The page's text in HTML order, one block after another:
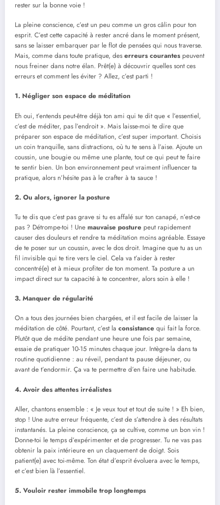
rester sur la bonne voie !
La pleine conscience, c’est un peu comme un gros câlin pour ton
esprit. C’est cette capacité à rester ancré dans le moment présent,
sans se laisser embarquer par le flot de pensées qui nous traverse.
Mais, comme dans toute pratique, des erreurs courantes peuvent
nous freiner dans notre élan. Prêt(e) à découvrir quelles sont ces
erreurs et comment les éviter ? Allez, c’est parti !
1. Négliger son espace de méditation
Eh oui, t’entends peut-être déjà ton ami qui te dit que « l’essentiel,
c’est de méditer, pas l’endroit ». Mais laisse-moi te dire que
préparer son espace de méditation, c’est super important. Choisis
un coin tranquille, sans distractions, où tu te sens à l’aise. Ajoute un
coussin, une bougie ou même une plante, tout ce qui peut te faire
te sentir bien. Un bon environnement peut vraiment influencer ta
pratique, alors n’hésite pas à le crafter à ta sauce !
2. Ou alors, ignorer la posture
Tu te dis que c’est pas grave si tu es affalé sur ton canapé, n’est-ce
pas ? Détrompe-toi ! Une mauvaise posture peut rapidement
causer des douleurs et rendre ta méditation moins agréable. Essaye
de te poser sur un coussin, avec le dos droit. Imagine que tu as un
fil invisible qui te tire vers le ciel. Cela va t’aider à rester
concentré(e) et à mieux profiter de ton moment. Ta posture a un
impact direct sur ta capacité à te concentrer, alors soin à elle !
3. Manquer de régularité
On a tous des journées bien chargées, et il est facile de laisser la
méditation de côté. Pourtant, c’est la consistance qui fait la force.
Plutôt que de médite pendant une heure une fois par semaine,
essaie de pratiquer 10-15 minutes chaque jour. Intègre-la dans ta
routine quotidienne : au réveil, pendant ta pause déjeuner, ou
avant de t’endormir. Ça va te permettre d’en faire une habitude.
4. Avoir des attentes irréalistes
Aller, chantons ensemble : « Je veux tout et tout de suite ! » Eh bien,
stop ! Une autre erreur fréquente, c’est de s’attendre à des résultats
instantanés. La pleine conscience, ça se cultive, comme un bon vin !
Donne-toi le temps d’expérimenter et de progresser. Tu ne vas pas
obtenir la paix intérieure en un claquement de doigt. Sois
patient(e) avec toi-même. Ton état d’esprit évoluera avec le temps,
et c’est bien là l’essentiel.
5. Vouloir rester immobile trop longtemps